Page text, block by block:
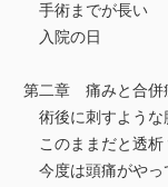
手術までが長い
入院の日
第二章 痛みと合併
術後に刺すような
このままだと透析
今度は頭痛がやっ